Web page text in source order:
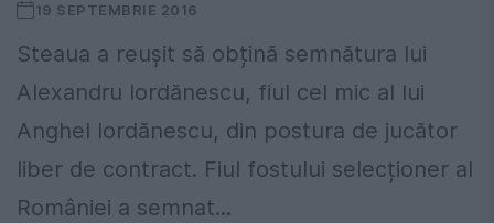
19 SEPTEMBRIE 2016
Steaua a reușit să obțină semnătura lui
Alexandru Iordănescu, fiul cel mic al lui
Anghel Iordănescu, din postura de jucător
liber de contract. Fiul fostului selecționer al
României a semnat...